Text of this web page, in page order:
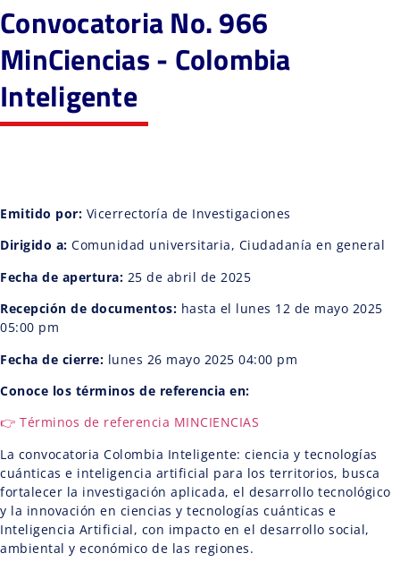
Convocatoria No. 966
MinCiencias - Colombia
Inteligente
Emitido por: Vicerrectoría de Investigaciones
Dirigido a: Comunidad universitaria, Ciudadanía en general
Fecha de apertura: 25 de abril de 2025
Recepción de documentos: hasta el lunes 12 de mayo 2025
05:00 pm
Fecha de cierre: lunes 26 mayo 2025 04:00 pm
Conoce los términos de referencia en:
👉 Términos de referencia MINCIENCIAS
La convocatoria Colombia Inteligente: ciencia y tecnologías
cuánticas e inteligencia artificial para los territorios, busca
fortalecer la investigación aplicada, el desarrollo tecnológico
y la innovación en ciencias y tecnologías cuánticas e
Inteligencia Artificial, con impacto en el desarrollo social,
ambiental y económico de las regiones.